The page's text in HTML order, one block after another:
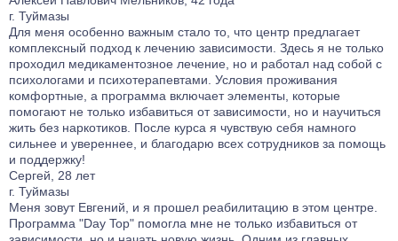
г. Туймазы
Для меня особенно важным стало то, что центр предлагает
комплексный подход к лечению зависимости. Здесь я не только
проходил медикаментозное лечение, но и работал над собой с
психологами и психотерапевтами. Условия проживания
комфортные, а программа включает элементы, которые
помогают не только избавиться от зависимости, но и научиться
жить без наркотиков. После курса я чувствую себя намного
сильнее и увереннее, и благодарю всех сотрудников за помощь
и поддержку!
Сергей, 28 лет
г. Туймазы
Меня зовут Евгений, и я прошел реабилитацию в этом центре.
Программа "Day Top" помогла мне не только избавиться от